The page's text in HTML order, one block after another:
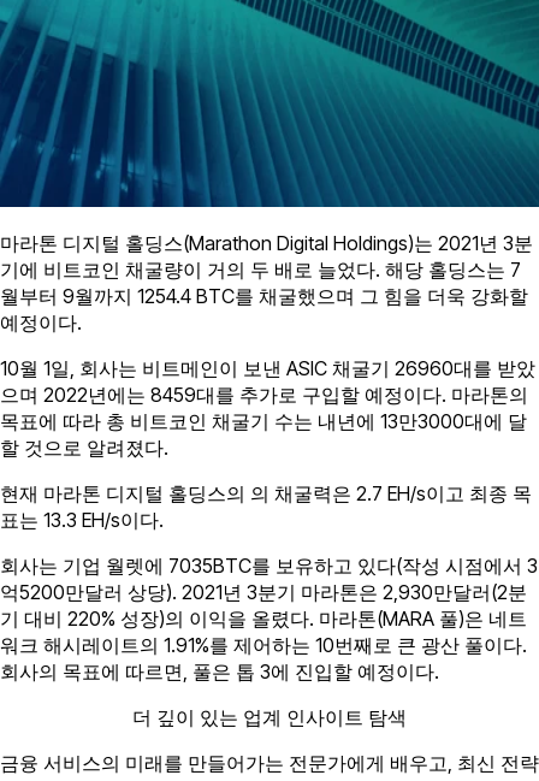
마라톤 디지털 홀딩스(Marathon Digital Holdings)는 2021년 3분
기에 비트코인 채굴량이 거의 두 배로 늘었다. 해당 홀딩스는 7
월부터 9월까지 1254.4 BTC를 채굴했으며 그 힘을 더욱 강화할
예정이다.
10월 1일, 회사는 비트메인이 보낸 ASIC 채굴기 26960대를 받았
으며 2022년에는 8459대를 추가로 구입할 예정이다. 마라톤의
목표에 따라 총 비트코인 채굴기 수는 내년에 13만3000대에 달
할 것으로 알려졌다.
현재 마라톤 디지털 홀딩스의 의 채굴력은 2.7 EH/s이고 최종 목
표는 13.3 EH/s이다.
회사는 기업 월렛에 7035BTC를 보유하고 있다(작성 시점에서 3
억5200만달러 상당). 2021년 3분기 마라톤은 2,930만달러(2분
기 대비 220% 성장)의 이익을 올렸다. 마라톤(MARA 풀)은 네트
워크 해시레이트의 1.91%를 제어하는 10번째로 큰 광산 풀이다.
회사의 목표에 따르면, 풀은 톱 3에 진입할 예정이다.
더 깊이 있는 업계 인사이트 탐색
금융 서비스의 미래를 만들어가는 전문가에게 배우고, 최신 전략